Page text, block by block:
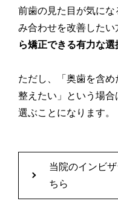
前歯の見た目が気に
み合わせを改善したい
ら矯正できる有力な選
ただし、「奥歯を含
整えたい」という場
選ぶことになります。
当院のインビ
ちら